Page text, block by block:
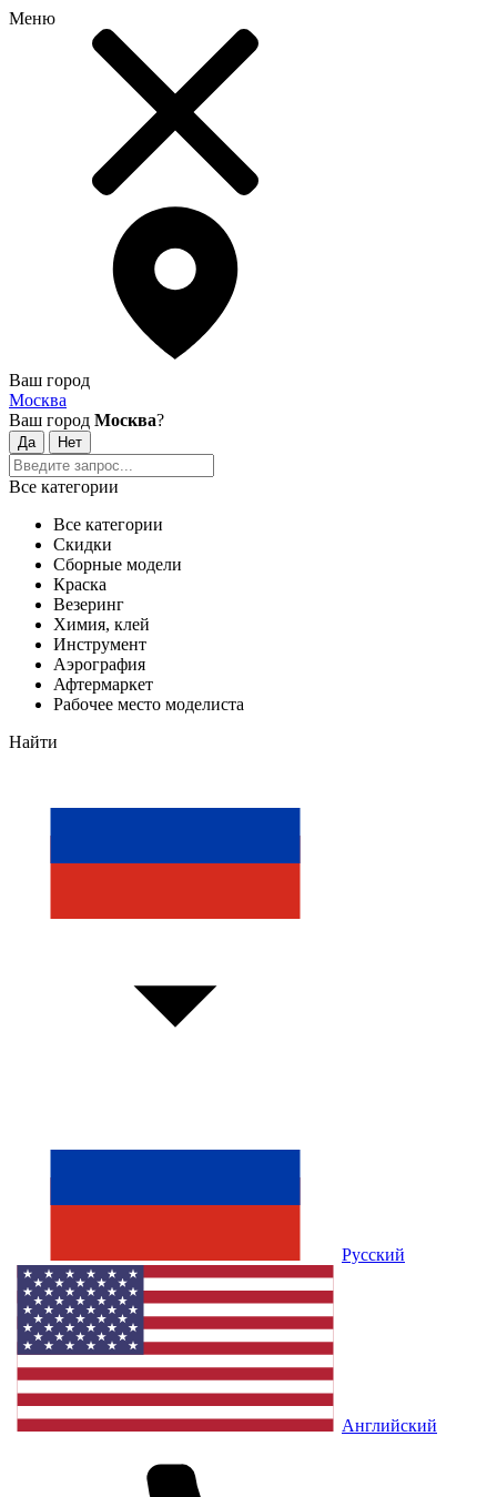
Меню
Ваш город
Москва
Ваш город Москва?
Все категории
Все категории
Скидки
Сборные модели
Краска
Везеринг
Химия, клей
Инструмент
Аэрография
Афтермаркет
Рабочее место моделиста
Найти
Русский
Английский